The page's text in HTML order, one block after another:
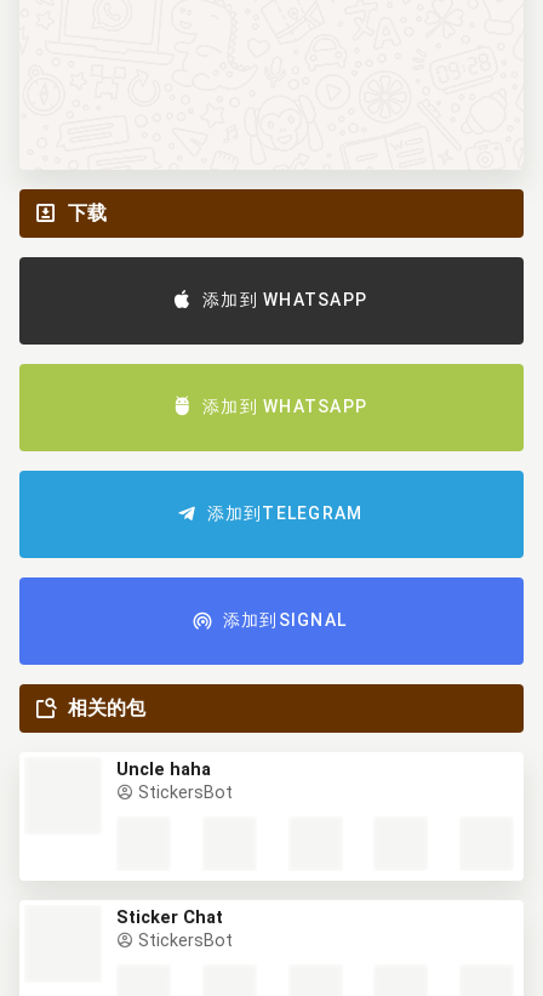
下载
添加到 WHATSAPP
添加到 WHATSAPP
添加到TELEGRAM
添加到SIGNAL
相关的包
Uncle haha
StickersBot
Sticker Chat
StickersBot